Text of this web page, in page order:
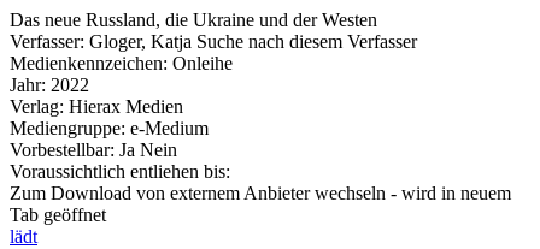
Das neue Russland, die Ukraine und der Westen
Verfasser: Gloger, Katja Suche nach diesem Verfasser
Medienkennzeichen: Onleihe
Jahr: 2022
Verlag: Hierax Medien
Mediengruppe: e-Medium
Vorbestellbar: Ja Nein
Voraussichtlich entliehen bis:
Zum Download von externem Anbieter wechseln - wird in neuem
Tab geöffnet
lädt